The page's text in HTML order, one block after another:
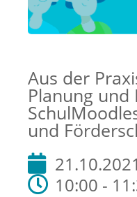
Aus der
Planung und
und
21.10.2021
10:00 -